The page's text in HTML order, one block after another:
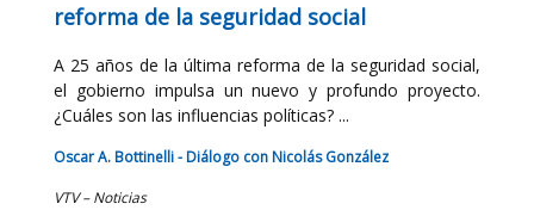
reforma de la seguridad social
A 25 años de la última reforma de la seguridad social,
el gobierno impulsa un nuevo y profundo proyecto.
¿Cuáles son las influencias políticas? ...
Oscar A. Bottinelli - Diálogo con Nicolás González
VTV – Noticias